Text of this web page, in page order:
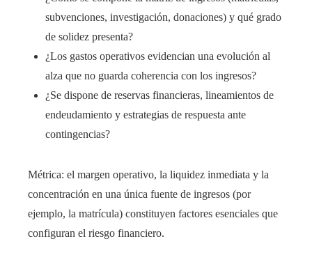
subvenciones, investigación, donaciones) y qué grado
de solidez presenta?
¿Los gastos operativos evidencian una evolución al
alza que no guarda coherencia con los ingresos?
¿Se dispone de reservas financieras, lineamientos de
endeudamiento y estrategias de respuesta ante
contingencias?
Métrica: el margen operativo, la liquidez inmediata y la
concentración en una única fuente de ingresos (por
ejemplo, la matrícula) constituyen factores esenciales que
configuran el riesgo financiero.